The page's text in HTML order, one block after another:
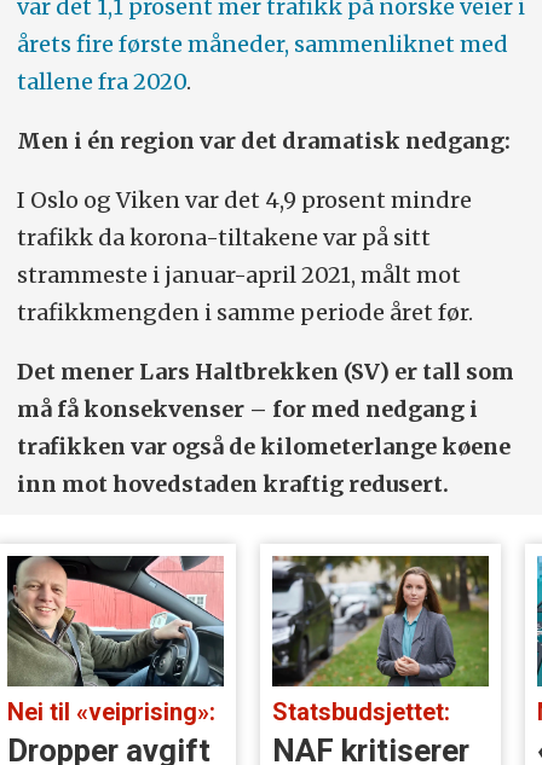
var det 1,1 prosent mer trafikk på norske veier i
årets fire første måneder, sammenliknet med
tallene fra 2020.
Men i én region var det dramatisk nedgang:
I Oslo og Viken var det 4,9 prosent mindre
trafikk da korona-tiltakene var på sitt
strammeste i januar-april 2021, målt mot
trafikkmengden i samme periode året før.
Det mener Lars Haltbrekken (SV) er tall som
må få konsekvenser – for med nedgang i
trafikken var også de kilometerlange køene
inn mot hovedstaden kraftig redusert.
Nei til «veiprising»:
Dropper avgift
Statsbudsjettet:
NAF kritiserer